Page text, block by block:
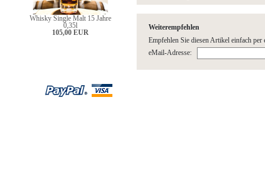
Whisky Single Malt 15 Jahre
0,35l
105,00 EUR
Weiterempfehlen
Empfehlen Sie diesen Artikel einfach per
eMail-Adresse: